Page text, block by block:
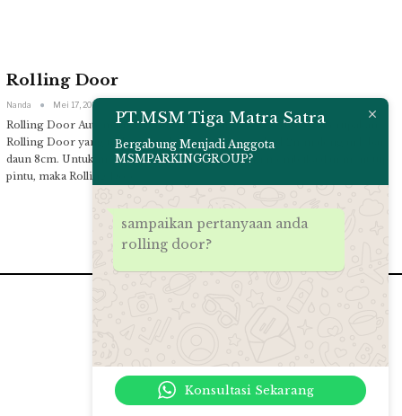
Rolling Door
Nanda Mei 17, 2013
Rolling Door Automatic 1.2mm atau Rolling Door Otomatis merupakan
Rolling Door yang terbuat dari bahan slet daun solid 1.2mm dengan lebar
daun 8cm. Untuk mendapatkan kemudahan dalam membuka dan menutup
pintu, maka Rolling Door…
PT.MSM Tiga Matra Satra
Bergabung Menjadi Anggota
MSMPARKINGGROUP?
sampaikan pertanyaan anda
rolling door?
Konsultasi Sekarang